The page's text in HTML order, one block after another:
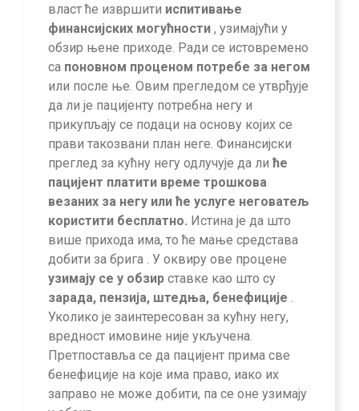
власт ће извршити испитивање
финансијских могућности , узимајући у
обзир њене приходе. Ради се истовремено
са поновном проценом потребе за негом
или после ње. Овим прегледом се утврђује
да ли је пацијенту потребна негу и
прикупљају се подаци на основу којих се
прави такозвани план неге. Финансијски
преглед за кућну негу одлучује да ли ће
пацијент платити време трошкова
везаних за негу или ће услуге неговатељ
користити бесплатно. Истина је да што
више прихода има, то ће мање средстава
добити за брига . У оквиру ове процене
узимају се у обзир ставке као што су
зарада, пензија, штедња, бенефиције
Уколико је заинтересован за кућну негу,
вредност имовине није укључена.
Претпоставља се да пацијент прима све
бенефиције на које има право, иако их
заправо не може добити, па се оне узимају